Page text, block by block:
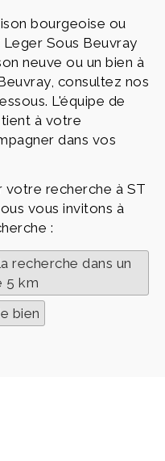
bourgeoise ou
Sous Beuvray
neuve ou un bien à
consultez nos
L'équipe de
à votre
dans vos
votre recherche à ST
vous invitons à
:
recherche dans un
5 km
bien